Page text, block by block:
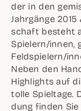
der in den
Jahr­gän­ge
schaft besteht
Spielern/innen,
Feldspielern/
Neben den
High­lights auf
tol­le Spiel­ta­ge.
dung fin­den